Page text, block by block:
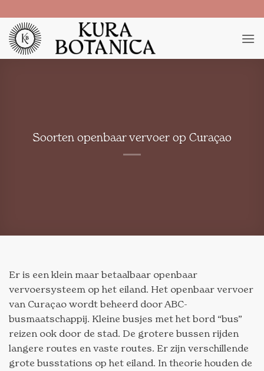
naar
inhoud
Soorten openbaar vervoer op Curaçao
Er is een klein maar betaalbaar openbaar
vervoersysteem op het eiland. Het openbaar vervoer
van Curaçao wordt beheerd door ABC-
busmaatschappij. Kleine busjes met het bord “bus”
reizen ook door de stad. De grotere bussen rijden
langere routes en vaste routes. Er zijn verschillende
grote busstations op het eiland. In theorie houden de